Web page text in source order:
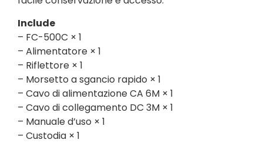
Include
– FC-500C × 1
– Alimentatore × 1
– Riflettore × 1
– Morsetto a sgancio rapido × 1
– Cavo di alimentazione CA 6M × 1
– Cavo di collegamento DC 3M × 1
– Manuale d’uso × 1
– Custodia × 1